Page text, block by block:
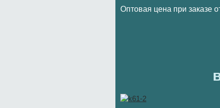
Оптовая цена при заказе